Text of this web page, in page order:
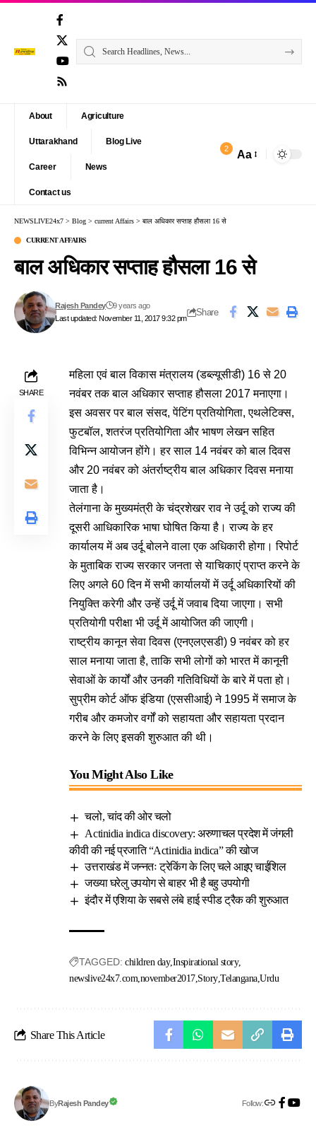
About Agriculture
Uttarakhand Blog Live
Career News
Contact us
2 Aa
NEWSLIVE24x7 > Blog > current Affairs > बाल अधिकार सप्ताह हौसला 16 से
CURRENT AFFAIRS
बाल अधिकार सप्ताह हौसला 16 से
Last updated: November 11, 2017 9:32 pm
Rajesh Pandey 9 years ago
Share
SHARE
महिला एवं बाल विकास मंत्रालय (डब्ल्यूसीडी) 16 से 20
नवंबर तक बाल अधिकार सप्ताह हौसला 2017 मनाएगा।
इस अवसर पर बाल संसद, पेंटिंग प्रतियोगिता, एथलेटिक्स,
फुटबॉल, शतरंज प्रतियोगिता और भाषण लेखन सहित
विभिन्न आयोजन होंगे। हर साल 14 नवंबर को बाल दिवस
और 20 नवंबर को अंतर्राष्ट्रीय बाल अधिकार दिवस मनाया
जाता है।
तेलंगाना के मुख्यमंत्री के चंद्रशेखर राव ने उर्दू को राज्य की
दूसरी आधिकारिक भाषा घोषित किया है। राज्य के हर
कार्यालय में अब उर्दू बोलने वाला एक अधिकारी होगा। रिपोर्ट
के मुताबिक राज्य सरकार जनता से याचिकाएं प्राप्त करने के
लिए अगले 60 दिन में सभी कार्यालयों में उर्दू अधिकारियों की
नियुक्ति करेगी और उन्हें उर्दू में जवाब दिया जाएगा। सभी
प्रतियोगी परीक्षा भी उर्दू में आयोजित की जाएगी।
राष्ट्रीय कानून सेवा दिवस (एनएलएसडी) 9 नवंबर को हर
साल मनाया जाता है, ताकि सभी लोगों को भारत में कानूनी
सेवाओं के कार्यों और उनकी गतिविधियों के बारे में पता हो।
सुप्रीम कोर्ट ऑफ इंडिया (एससीआई) ने 1995 में समाज के
गरीब और कमजोर वर्गों को सहायता और सहायता प्रदान
करने के लिए इसकी शुरुआत की थी।
You Might Also Like
चलो, चांद की ओर चलो
Actinidia indica discovery: अरुणाचल प्रदेश में जंगली
कीवी की नई प्रजाति “Actinidia indica” की खोज
उत्तराखंड में जन्नतः ट्रेकिंग के लिए चले आइए चाईशिल
जख्या घरेलु उपयोग से बाहर भी है बहु उपयोगी
इंदौर में एशिया के सबसे लंबे हाई स्पीड ट्रैक की शुरुआत
TAGGED: children day Inspirational story
newslive24x7.com november2017 Story Telangana Urdu
Share This Article
ByRajesh Pandey Follow: